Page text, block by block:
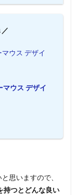
ウス デザイ
ウス デザイ
思いますので、
持つとどんな良い